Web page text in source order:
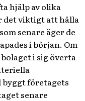
hjälp av olika
det viktigt att hålla
senare äger de
i början. Om
i sig överta
företagets
senare